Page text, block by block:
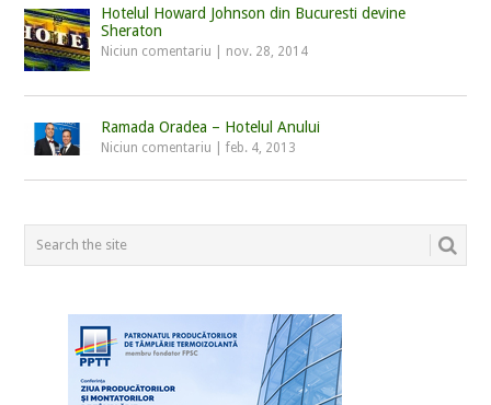
Hotelul Howard Johnson din Bucuresti devine
Sheraton
Niciun comentariu nov. 28, 2014
Ramada Oradea – Hotelul Anului
Niciun comentariu |feb. 4, 2013